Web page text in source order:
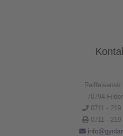
70794
0711 -
0711 -